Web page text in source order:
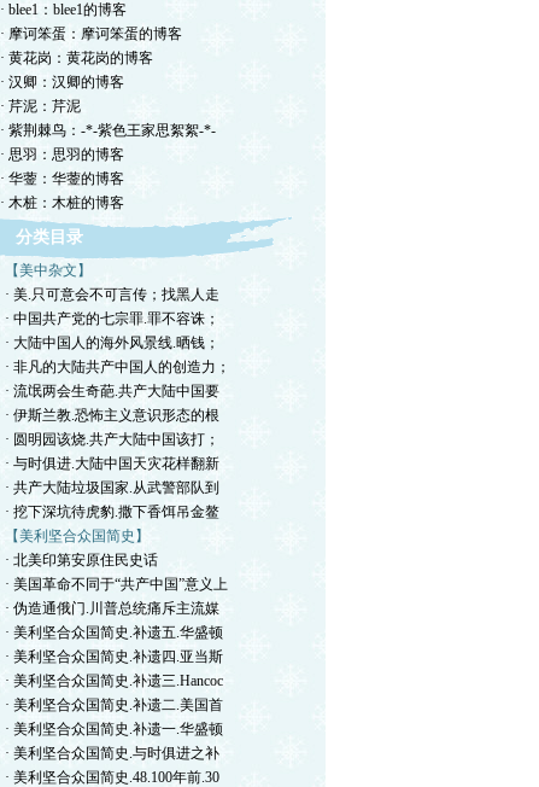
· blee1：blee1的博客
· 摩诃笨蛋：摩诃笨蛋的博客
· 黄花岗：黄花岗的博客
· 汉卿：汉卿的博客
· 芹泥：芹泥
· 紫荆棘鸟：-*-紫色王家思絮絮-*-
· 思羽：思羽的博客
· 华蓥：华蓥的博客
· 木桩：木桩的博客
分类目录
【美中杂文】
· 美.只可意会不可言传；找黑人走
· 中国共产党的七宗罪.罪不容诛；
· 大陆中国人的海外风景线.晒钱；
· 非凡的大陆共产中国人的创造力；
· 流氓两会生奇葩.共产大陆中国要
· 伊斯兰教.恐怖主义意识形态的根
· 圆明园该烧.共产大陆中国该打；
· 与时俱进.大陆中国天灾花样翻新
· 共产大陆垃圾国家.从武警部队到
· 挖下深坑待虎豹.撒下香饵吊金鳌
【美利坚合众国简史】
· 北美印第安原住民史话
· 美国革命不同于“共产中国”意义上
· 伪造通俄门.川普总统痛斥主流媒
· 美利坚合众国简史.补遗五.华盛顿
· 美利坚合众国简史.补遗四.亚当斯
· 美利坚合众国简史.补遗三.Hancoc
· 美利坚合众国简史.补遗二.美国首
· 美利坚合众国简史.补遗一.华盛顿
· 美利坚合众国简史.与时俱进之补
· 美利坚合众国简史.48.100年前.30